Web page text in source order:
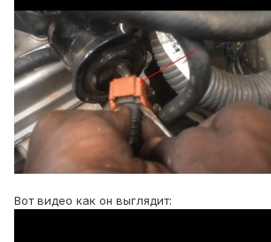
Вот видео как он выглядит: